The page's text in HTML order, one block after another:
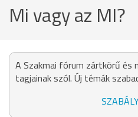
Mi vagy az MI?
A Szakmai fórum zártkörű és
tagjainak szól. Új témák